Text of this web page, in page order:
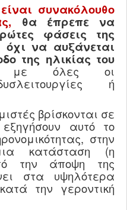
συνακόλουθο
θα έπρεπε να
φάσεις της
να αυξάνεται
της ηλικίας του
με όλες οι
ή
βρίσκονται σε
αυτό το
στην
κατάσταση (η
την άποψη της
στα υψηλότερα
την γεροντική